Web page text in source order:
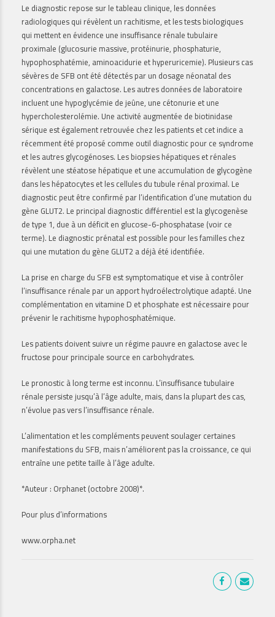
Le diagnostic repose sur le tableau clinique, les données
radiologiques qui révèlent un rachitisme, et les tests biologiques
qui mettent en évidence une insuffisance rénale tubulaire
proximale (glucosurie massive, protéinurie, phosphaturie,
hypophosphatémie, aminoacidurie et hyperuricemie). Plusieurs cas
sévères de SFB ont été détectés par un dosage néonatal des
concentrations en galactose. Les autres données de laboratoire
incluent une hypoglycémie de jeûne, une cétonurie et une
hypercholesterolémie. Une activité augmentée de biotinidase
sérique est également retrouvée chez les patients et cet indice a
récemment été proposé comme outil diagnostic pour ce syndrome
et les autres glycogénoses. Les biopsies hépatiques et rénales
révèlent une stéatose hépatique et une accumulation de glycogène
dans les hépatocytes et les cellules du tubule rénal proximal. Le
diagnostic peut être confirmé par l’identification d’une mutation du
gène GLUT2. Le principal diagnostic différentiel est la glycogenèse
de type 1, due à un déficit en glucose-6-phosphatase (voir ce
terme). Le diagnostic prénatal est possible pour les familles chez
qui une mutation du gène GLUT2 a déjà été identifiée.
La prise en charge du SFB est symptomatique et vise à contrôler
l’insuffisance rénale par un apport hydroélectrolytique adapté. Une
complémentation en vitamine D et phosphate est nécessaire pour
prévenir le rachitisme hypophosphatémique.
Les patients doivent suivre un régime pauvre en galactose avec le
fructose pour principale source en carbohydrates.
Le pronostic à long terme est inconnu. L’insuffisance tubulaire
rénale persiste jusqu’à l’âge adulte, mais, dans la plupart des cas,
n’évolue pas vers l’insuffisance rénale.
L’alimentation et les compléments peuvent soulager certaines
manifestations du SFB, mais n’améliorent pas la croissance, ce qui
entraîne une petite taille à l’âge adulte.
*Auteur : Orphanet (octobre 2008)*.
Pour plus d’informations
www.orpha.net